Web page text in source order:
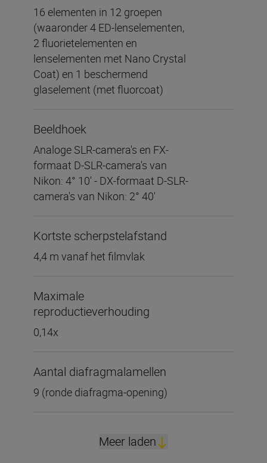
16 elementen in 12 groepen
(waaronder 4 ED-lenselementen,
2 fluorietelementen en
lenselementen met Nano Crystal
Coat) en 1 beschermend
glaselement (met fluorcoat)
Beeldhoek
Analoge SLR-camera's en FX-
formaat D-SLR-camera's van
Nikon: 4° 10' - DX-formaat D-SLR-
camera's van Nikon: 2° 40'
Kortste scherpstelafstand
4,4 m vanaf het filmvlak
Maximale
reproductieverhouding
0,14x
Aantal diafragmalamellen
9 (ronde diafragma-opening)
Meer laden